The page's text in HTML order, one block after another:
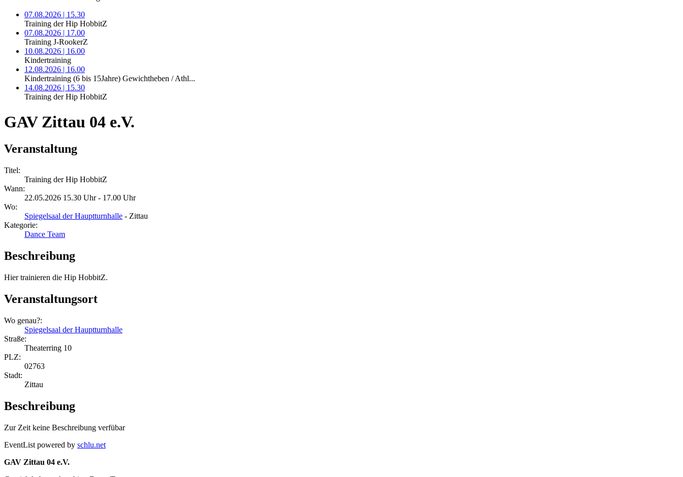
07.08.2026 | 15.30
Training der Hip HobbitZ
07.08.2026 | 17.00
Training J-RookerZ
10.08.2026 | 16.00
Kindertraining
12.08.2026 | 16.00
Kindertraining (6 bis 15Jahre) Gewichtheben / Athl...
14.08.2026 | 15.30
Training der Hip HobbitZ
GAV Zittau 04 e.V.
Veranstaltung
Titel:
Training der Hip HobbitZ
Wann:
22.05.2026 15.30 Uhr - 17.00 Uhr
Wo:
Spiegelsaal der Hauptturnhalle - Zittau
Kategorie:
Dance Team
Beschreibung
Hier trainieren die Hip HobbitZ.
Veranstaltungsort
Wo genau?:
Spiegelsaal der Hauptturnhalle
Straße:
Theaterring 10
PLZ:
02763
Stadt:
Zittau
Beschreibung
Zur Zeit keine Beschreibung verfübar
EventList powered by schlu.net
GAV Zittau 04 e.V.